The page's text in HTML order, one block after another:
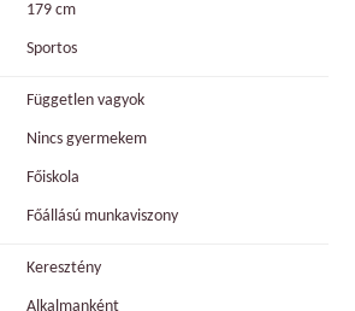
179 cm
Sportos
Független vagyok
Nincs gyermekem
Főiskola
Főállású munkaviszony
Keresztény
Alkalmanként